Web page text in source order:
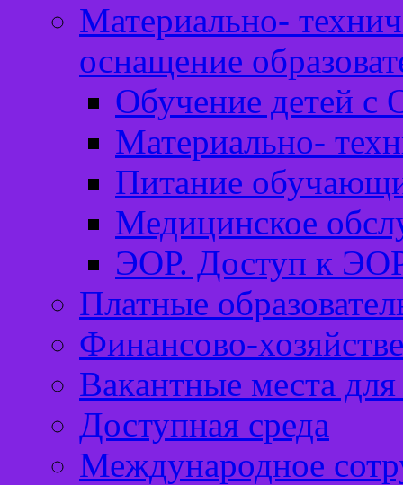
Материально-
оснащение
Обучение детей с
Материально-
Питание
Медицинское
ЭОР. Доступ к
Платные
Финансово-
Вакантные места
Доступная среда
Международное